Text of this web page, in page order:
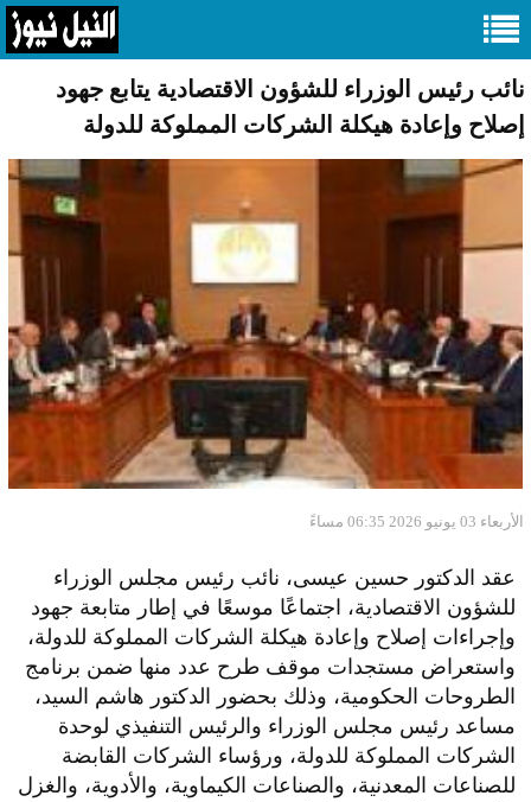
نائب رئيس الوزراء للشؤون الاقتصادية يتابع جهود
إصلاح وإعادة هيكلة الشركات المملوكة للدولة
الأربعاء 03 يونيو 2026 06:35 مساءً
عقد الدكتور حسين عيسى، نائب رئيس مجلس الوزراء
للشؤون الاقتصادية، اجتماعًا موسعًا في إطار متابعة جهود
وإجراءات إصلاح وإعادة هيكلة الشركات المملوكة للدولة،
واستعراض مستجدات موقف طرح عدد منها ضمن برنامج
الطروحات الحكومية، وذلك بحضور الدكتور هاشم السيد،
مساعد رئيس مجلس الوزراء والرئيس التنفيذي لوحدة
الشركات المملوكة للدولة، ورؤساء الشركات القابضة
للصناعات المعدنية، والصناعات الكيماوية، والأدوية، والغزل